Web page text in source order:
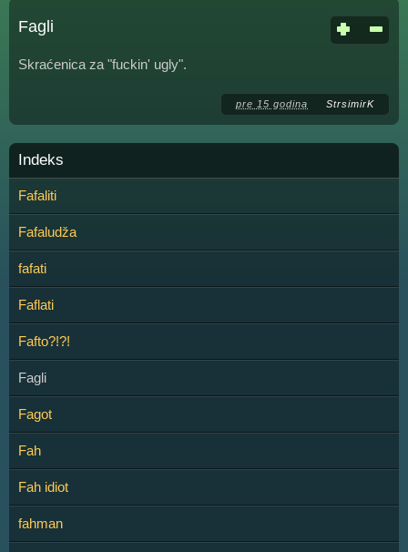
Fagli
Skraćenica za "fuckin' ugly".
pre 15 godina StrsimirK
Indeks
Fafaliti
Fafaludža
fafati
Faflati
Fafto?!?!
Fagli
Fagot
Fah
Fah idiot
fahman